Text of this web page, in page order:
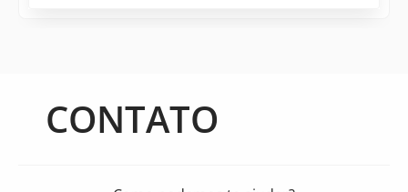
CONTATO